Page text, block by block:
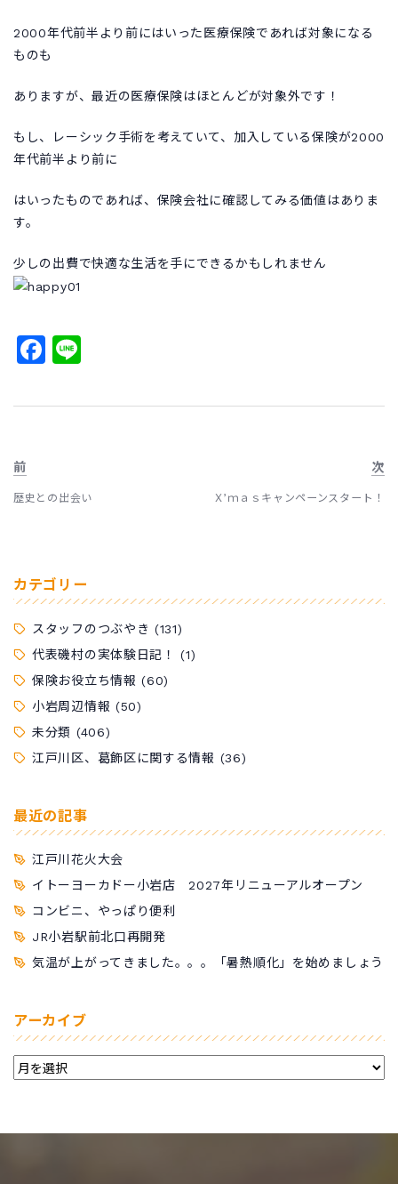
2000年代前半より前にはいった医療保険であれば対象になる
ものも
ありますが、最近の医療保険はほとんどが対象外です！
もし、レーシック手術を考えていて、加入している保険が2000
年代前半より前に
はいったものであれば、保険会社に確認してみる価値はありま
す。
少しの出費で快適な生活を手にできるかもしれません
Facebook
前
歴史との出会い
次
Ｘ’ｍａｓキャンペーンスタート！
カテゴリー
スタッフのつぶやき (131)
代表磯村の実体験日記！
(1)
保険お役立ち情報 (60)
小岩周辺情報 (50)
未分類 (406)
江戸川区、葛飾区に関する情報 (36)
最近の記事
江戸川花火大会
イトーヨーカドー小岩店 2027年リニューアルオープン
コンビニ、やっぱり便利
JR小岩駅前北口再開発
気温が上がってきました。。。「暑熱順化」を始めましょう
アーカイブ